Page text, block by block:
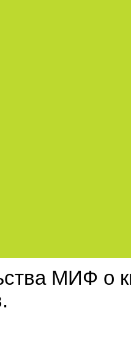
МИФ о